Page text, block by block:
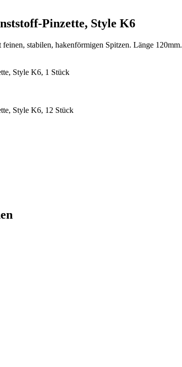
Pinzette, Style K6
stabilen, hakenförmigen Spitzen. Länge 120mm.
Style K6, 1 Stück
Style K6, 12 Stück